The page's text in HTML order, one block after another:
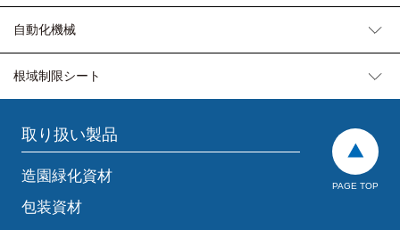
自動化機械
根域制限シート
PAGE TOP
取り扱い製品
造園緑化資材
包装資材